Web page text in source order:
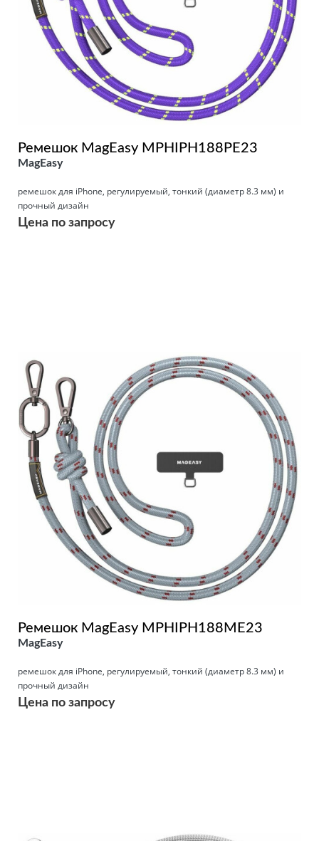
Ремешок MagEasy MPHIPH188PE23
MagEasy
ремешок для iPhone, регулируемый, тонкий (диаметр 8.3 мм) и
прочный дизайн
Цена по запросу
Ремешок MagEasy MPHIPH188ME23
MagEasy
ремешок для iPhone, регулируемый, тонкий (диаметр 8.3 мм) и
прочный дизайн
Цена по запросу